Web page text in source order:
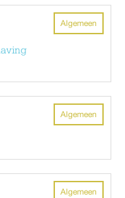
Algemeen
Algemeen
Algemeen